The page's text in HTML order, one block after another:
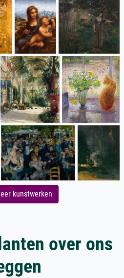
kunstwerken
over ons